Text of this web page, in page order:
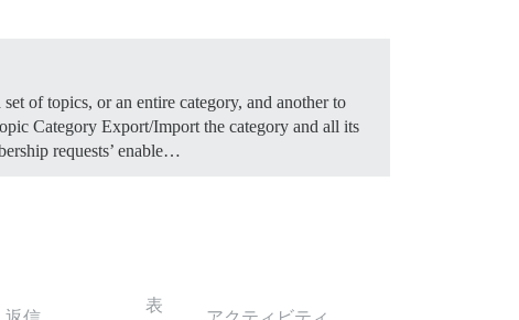
of topics, or an entire category, and another to
Category Export/Import the category and all its
requests’ enable…
表